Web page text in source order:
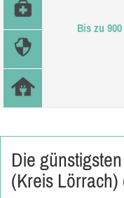
Bis zu
Die
(Kreis